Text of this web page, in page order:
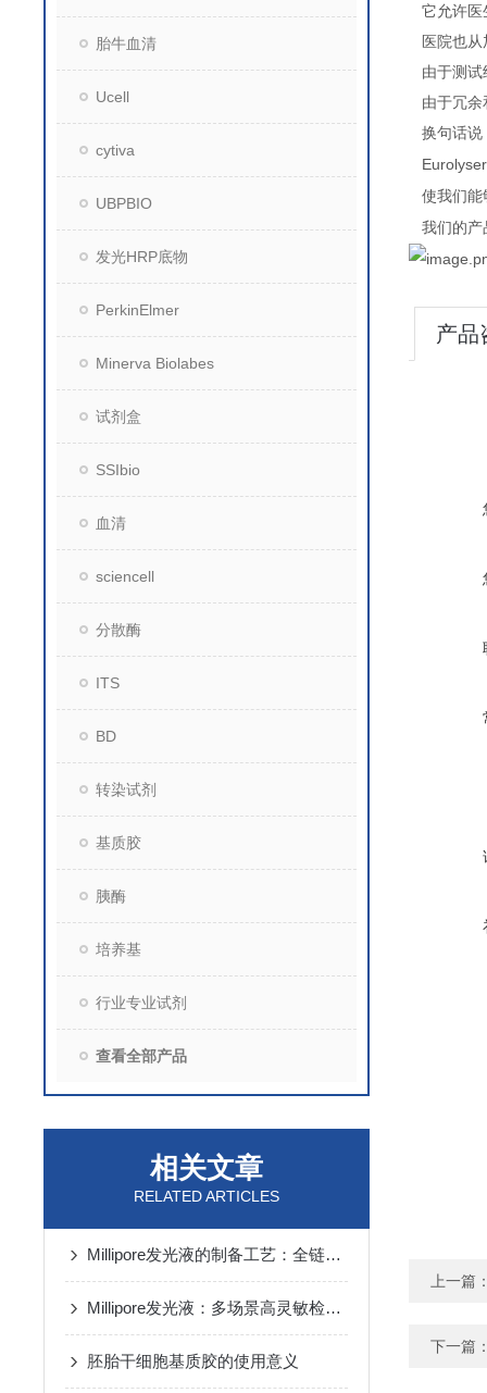
胎牛血清
Ucell
cytiva
UBPBIO
发光HRP底物
PerkinElmer
Minerva Biolabes
试剂盒
SSIbio
血清
sciencell
分散酶
ITS
BD
转染试剂
基质胶
胰酶
培养基
行业专业试剂
查看全部产品
相关文章
RELATED ARTICLES
Millipore发光液的制备工艺：全链路质控保障检测性能稳定
Millipore发光液：多场景高灵敏检测的核心试剂支撑
胚胎干细胞基质胶的使用意义
它允许医
医院也
由于测
由于冗
换句话说
使我们能
我们的
产品
上一篇
下一篇